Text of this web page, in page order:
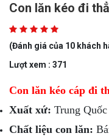
Con lăn kéo đi
(Đánh giá của 10 khách
Lượt xem : 371
Con lăn kéo cáp đi
Xuất xứ: Trung Quốc
Chất liệu con lăn: